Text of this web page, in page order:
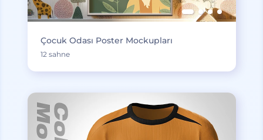
Çocuk Odası Poster Mockupları
12 sahne